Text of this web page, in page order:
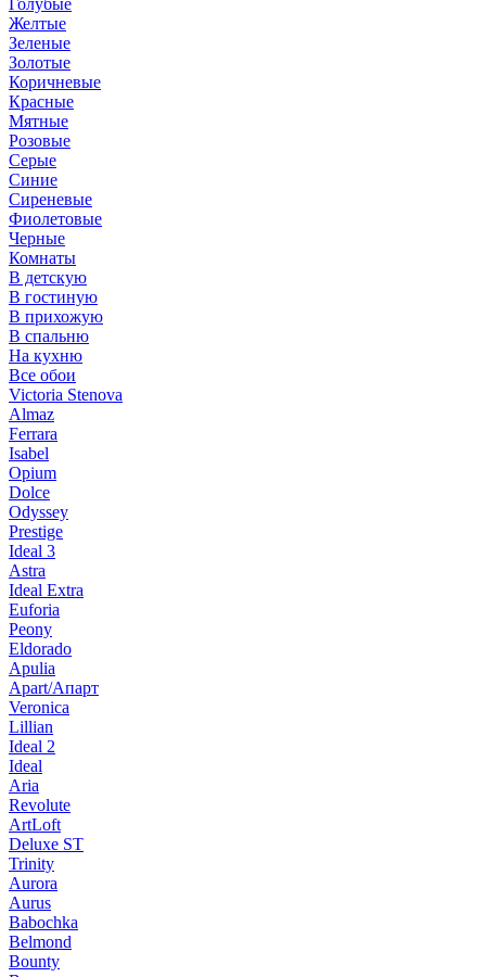
Голубые
Желтые
Зеленые
Золотые
Коричневые
Красные
Мятные
Розовые
Серые
Синие
Сиреневые
Фиолетовые
Черные
Комнаты
В детскую
В гостиную
В прихожую
В спальню
На кухню
Все обои
Victoria Stenova
Almaz
Ferrara
Isabel
Opium
Dolce
Odyssey
Prestige
Ideal 3
Astra
Ideal Extra
Euforia
Peony
Eldorado
Apulia
Apart/Апарт
Veronica
Lillian
Ideal 2
Ideal
Aria
Revolute
ArtLoft
Deluxe ST
Trinity
Aurora
Aurus
Babochka
Belmond
Bounty